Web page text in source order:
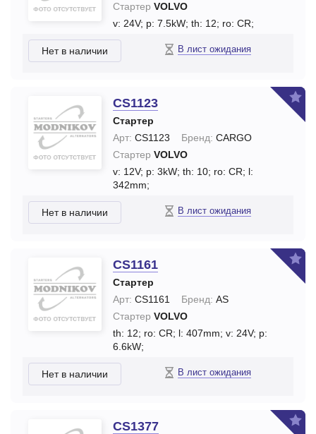
Стартер VOLVO
v: 24V; p: 7.5kW; th: 12; ro: CR;
Нет в наличии В лист ожидания
CS1123
Стартер
Арт: CS1123 Бренд: CARGO
Стартер VOLVO
v: 12V; p: 3kW; th: 10; ro: CR; l:
342mm;
Нет в наличии В лист ожидания
CS1161
Стартер
Арт: CS1161 Бренд: AS
Стартер VOLVO
th: 12; ro: CR; l: 407mm; v: 24V; p:
6.6kW;
Нет в наличии В лист ожидания
CS1377